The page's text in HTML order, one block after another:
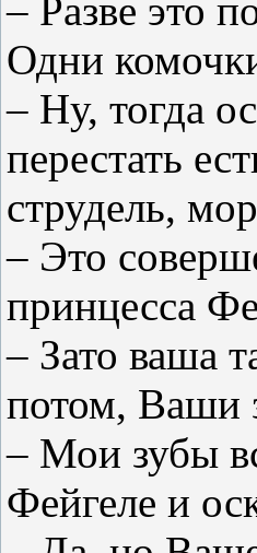
– Разве это
Одни
– Ну, тогда
перестать
струдель,
– Это
принцесса
– Зато ваша
потом, Ваши
– Мои зубы
Фейгеле и